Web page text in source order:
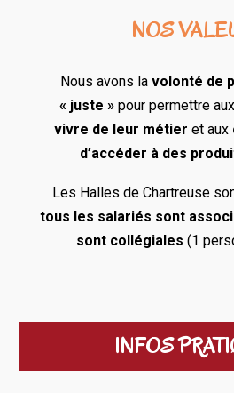
NOS
Nous avons la volonté de
« juste »pour permettre aux
vivre de leur métier et aux
d’accéder à des
Les Halles de Chartreuse
tous les salariés sont
sont collégiales (1
INFOS